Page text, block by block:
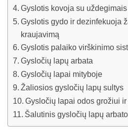
Gyslotis kovoja su uždegimais
Gyslotis gydo ir dezinfekuoja
kraujavimą
Gyslotis palaiko virškinimo
Gysločių lapų arbata
Gysločių lapai mityboje
Žaliosios gysločių lapų sultys
Gysločių lapai odos grožiui
Šalutinis gysločių lapų